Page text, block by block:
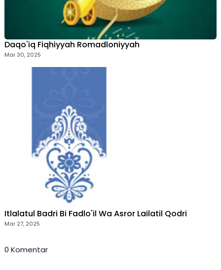
Daqo'iq Fiqhiyyah Romadloniyyah
Mar 30, 2025
Itlalatul Badri Bi Fadlo'il Wa Asror Lailatil Qodri
Mar 27, 2025
0 Komentar